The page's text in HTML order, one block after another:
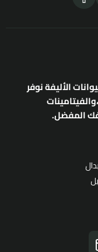
الأليفة نوفر
المفضل.